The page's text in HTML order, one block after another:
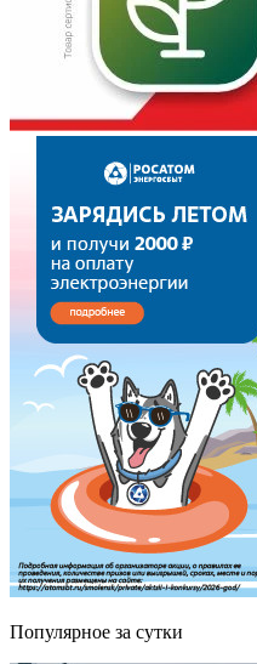
Популярное за сутки